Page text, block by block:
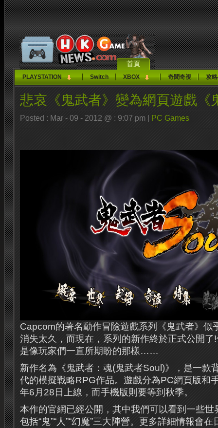
首頁
PLAYSTATION Switch XBOX 奇聞奇視 攻
悲哀《鬼武者》變為網頁遊戲《
Posted : Mar - 09 - 2012 @ : 9:07 pm | PC Games
Capcom的著名動作冒險遊戲系列《鬼武者》似
消失太久，而現在，系列的新作終於正式公開了
是像玩家們一直所期盼的那樣……
新作名為《鬼武者：魂(鬼武者Soul)》，是一款
代的模擬戰略RPG作品。遊戲分為PC網頁版和
年6月28日上線，而手機版則要等到秋季。
本作的官網已經公開，其中我們可以看到一些世
包括“鬼”“人”“幻魔”三大陣營。更多詳細情報會